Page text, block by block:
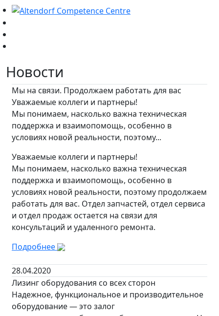
Новости
Мы на связи. Продолжаем работать для вас
Уважаемые коллеги и партнеры!
Мы понимаем, насколько важна техническая
поддержка и взаимопомощь, особенно в
условиях новой реальности, поэтому...
Уважаемые коллеги и партнеры!
Мы понимаем, насколько важна техническая
поддержка и взаимопомощь, особенно в
условиях новой реальности, поэтому продолжаем
работать для вас. Отдел запчастей, отдел сервиса
и отдел продаж остается на связи для
консультаций и удаленного ремонта.
Подробнее
28.04.2020
Лизинг оборудования со всех сторон
Надежное, функциональное и производительное
оборудование — это залог